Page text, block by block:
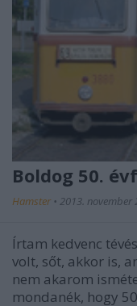
Boldog 50.
Hamster • 2013. november
Írtam kedvenc
volt, sőt, akkor is,
nem akarom
mondanék, hogy